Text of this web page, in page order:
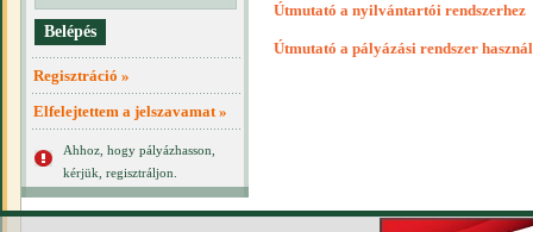
Regisztráció »
Elfelejtettem a jelszavamat »
Ahhoz, hogy pályázhasson,
kérjük, regisztráljon.
Útmutató a nyilvántartói rendszerhez
Útmutató a pályázási rendszer